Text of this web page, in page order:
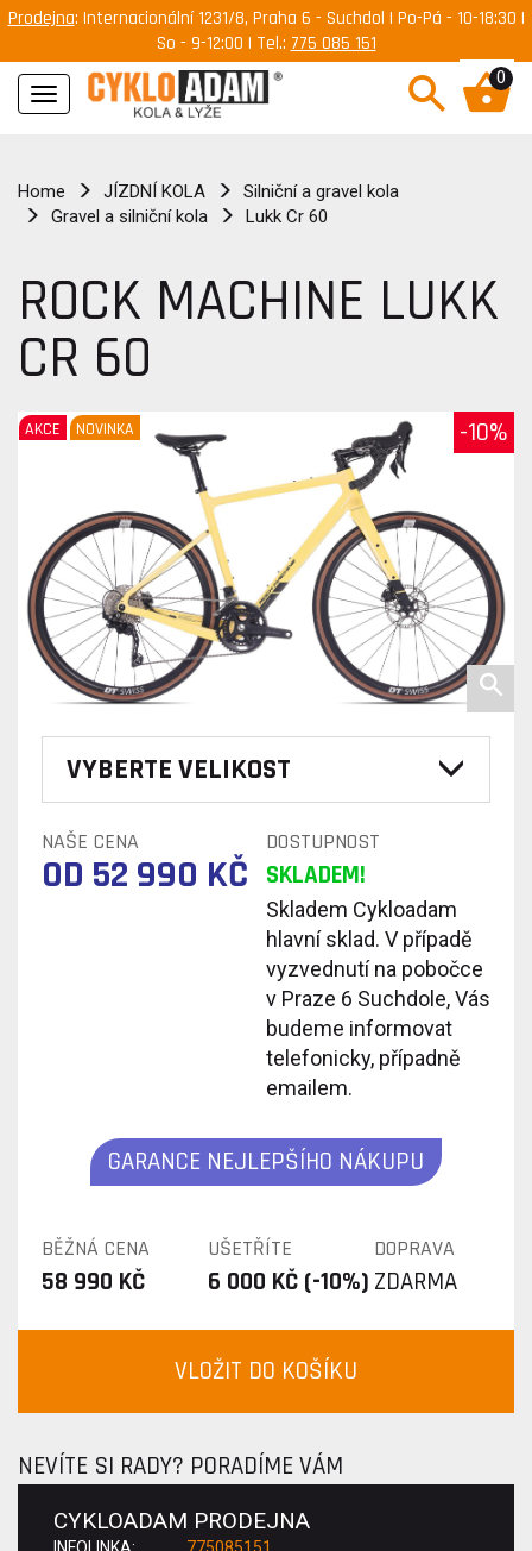
Prodejna: Internacionální 1231/8, Praha 6 - Suchdol | Po-Pá - 10-18:30 |
So - 9-12:00 | Tel.: 775 085 151
Navigace
0
Home JÍZDNÍ KOLA
Silniční a gravel kola
Gravel a silniční kola
Lukk Cr 60
ROCK MACHINE LUKK
CR 60
-10%
AKCE NOVINKA
VYBERTE VELIKOST
NAŠE CENA DOSTUPNOST
OD 52 990 KČ SKLADEM!
Skladem Cykloadam
hlavní sklad. V případě
vyzvednutí na pobočce
v Praze 6 Suchdole, Vás
budeme informovat
telefonicky, případně
emailem.
GARANCE NEJLEPŠÍHO NÁKUPU
BĚŽNÁ CENA UŠETŘÍTE DOPRAVA
58 990 KČ 6 000 KČ (-10%) ZDARMA
VLOŽIT DO KOŠÍKU
NEVÍTE SI RADY? PORADÍME VÁM
CYKLOADAM PRODEJNA
INFOLINKA: 775085151